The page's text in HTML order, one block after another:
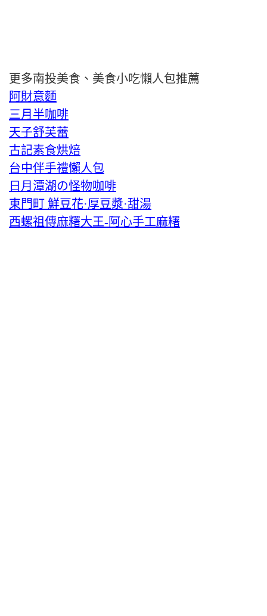
更多南投美食、美食小吃懶人包推薦
阿財意麵
三月半咖啡
天子舒芙蕾
古記素食烘焙
台中伴手禮懶人包
日月潭湖の怪物咖啡
東門町 鮮豆花·厚豆漿·甜湯
西螺祖傳麻糬大王-阿心手工麻糬